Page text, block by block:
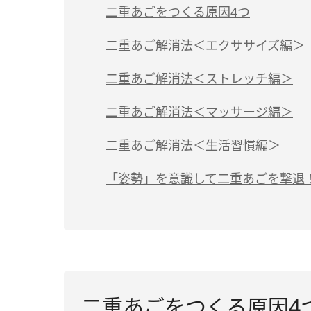
二重あごをつくる原因4つ
二重あご解消法＜エクササイズ編＞
二重あご解消法＜ストレッチ編＞
二重あご解消法＜マッサージ編＞
二重あご解消法＜生活習慣編＞
「姿勢」を意識して二重あごを撃退